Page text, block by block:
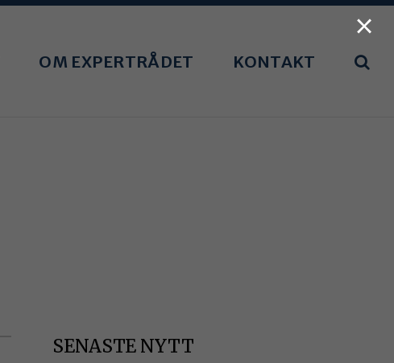
OM EXPERTRÅDET KONTAKT
SENASTE NYTT
×